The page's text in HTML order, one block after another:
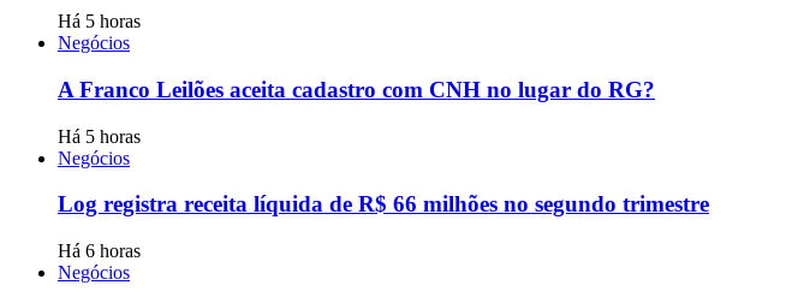
Há 5 horas
Negócios
A Franco Leilões aceita cadastro com CNH no lugar do RG?
Há 5 horas
Negócios
Log registra receita líquida de R$ 66 milhões no segundo trimestre
Há 6 horas
Negócios